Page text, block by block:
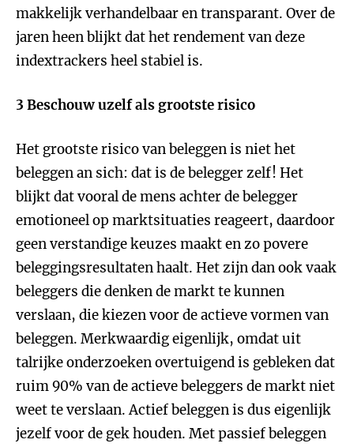
makkelijk verhandelbaar en transparant. Over de
jaren heen blijkt dat het rendement van deze
indextrackers heel stabiel is.
3 Beschouw uzelf als grootste risico
Het grootste risico van beleggen is niet het
beleggen an sich: dat is de belegger zelf! Het
blijkt dat vooral de mens achter de belegger
emotioneel op marktsituaties reageert, daardoor
geen verstandige keuzes maakt en zo povere
beleggingsresultaten haalt. Het zijn dan ook vaak
beleggers die denken de markt te kunnen
verslaan, die kiezen voor de actieve vormen van
beleggen. Merkwaardig eigenlijk, omdat uit
talrijke onderzoeken overtuigend is gebleken dat
ruim 90% van de actieve beleggers de markt niet
weet te verslaan. Actief beleggen is dus eigenlijk
jezelf voor de gek houden. Met passief beleggen